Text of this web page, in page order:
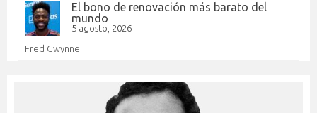
El bono de renovación más barato del
mundo
5 agosto, 2026
Fred Gwynne